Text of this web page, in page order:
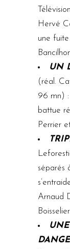
Hervé
une
UN
(réal.
96 mn) :
battue
Perrier
séparés
Arnaud
Boisselier.